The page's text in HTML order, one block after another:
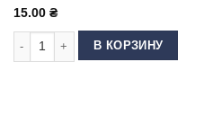
15.00 ₴
Количество товара Пряжка для
В КОРЗИНУ